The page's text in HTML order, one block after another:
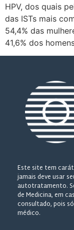
HPV, dos quais
das ISTs mais
54,4% das
41,6% dos
Este site tem
jamais deve usar
autotratamento.
de Medicina, em
consultado, pois
médico.